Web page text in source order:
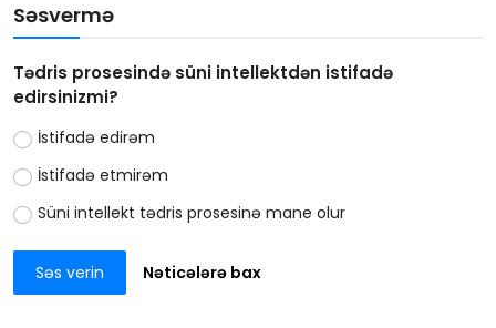
Səsvermə
Tədris prosesində süni intellektdən istifadə
edirsinizmi?
İstifadə edirəm
İstifadə etmirəm
Süni intellekt tədris prosesinə mane olur
Səs verin Nəticələrə bax